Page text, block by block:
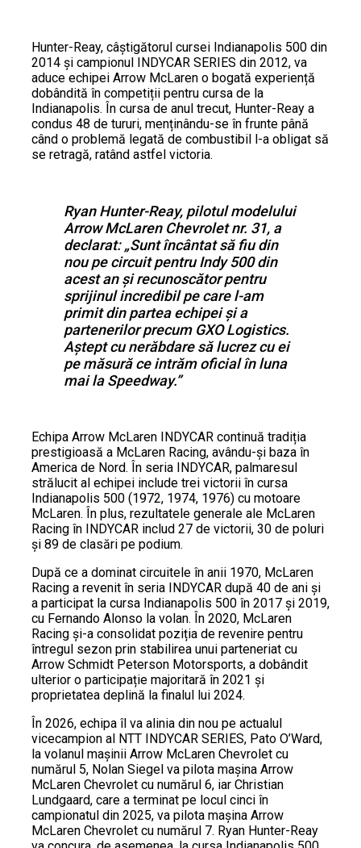
Hunter-Reay, câștigătorul cursei Indianapolis 500 din
2014 și campionul INDYCAR SERIES din 2012, va
aduce echipei Arrow McLaren o bogată experiență
dobândită în competiții pentru cursa de la
Indianapolis. În cursa de anul trecut, Hunter-Reay a
condus 48 de tururi, menținându-se în frunte până
când o problemă legată de combustibil l-a obligat să
se retragă, ratând astfel victoria.
Ryan Hunter-Reay, pilotul modelului
Arrow McLaren Chevrolet nr. 31, a
declarat: „Sunt încântat să fiu din
nou pe circuit pentru Indy 500 din
acest an și recunoscător pentru
sprijinul incredibil pe care l-am
primit din partea echipei și a
partenerilor precum GXO Logistics.
Aștept cu nerăbdare să lucrez cu ei
pe măsură ce intrăm oficial în luna
mai la Speedway.”
Echipa Arrow McLaren INDYCAR continuă tradiția
prestigioasă a McLaren Racing, avându-și baza în
America de Nord. În seria INDYCAR, palmaresul
strălucit al echipei include trei victorii în cursa
Indianapolis 500 (1972, 1974, 1976) cu motoare
McLaren. În plus, rezultatele generale ale McLaren
Racing în INDYCAR includ 27 de victorii, 30 de poluri
și 89 de clasări pe podium.
După ce a dominat circuitele în anii 1970, McLaren
Racing a revenit în seria INDYCAR după 40 de ani și
a participat la cursa Indianapolis 500 în 2017 și 2019,
cu Fernando Alonso la volan. În 2020, McLaren
Racing și-a consolidat poziția de revenire pentru
întregul sezon prin stabilirea unui parteneriat cu
Arrow Schmidt Peterson Motorsports, a dobândit
ulterior o participație majoritară în 2021 și
proprietatea deplină la finalul lui 2024.
În 2026, echipa îl va alinia din nou pe actualul
vicecampion al NTT INDYCAR SERIES, Pato O’Ward,
la volanul mașinii Arrow McLaren Chevrolet cu
numărul 5, Nolan Siegel va pilota mașina Arrow
McLaren Chevrolet cu numărul 6, iar Christian
Lundgaard, care a terminat pe locul cinci în
campionatul din 2025, va pilota mașina Arrow
McLaren Chevrolet cu numărul 7. Ryan Hunter-Reay